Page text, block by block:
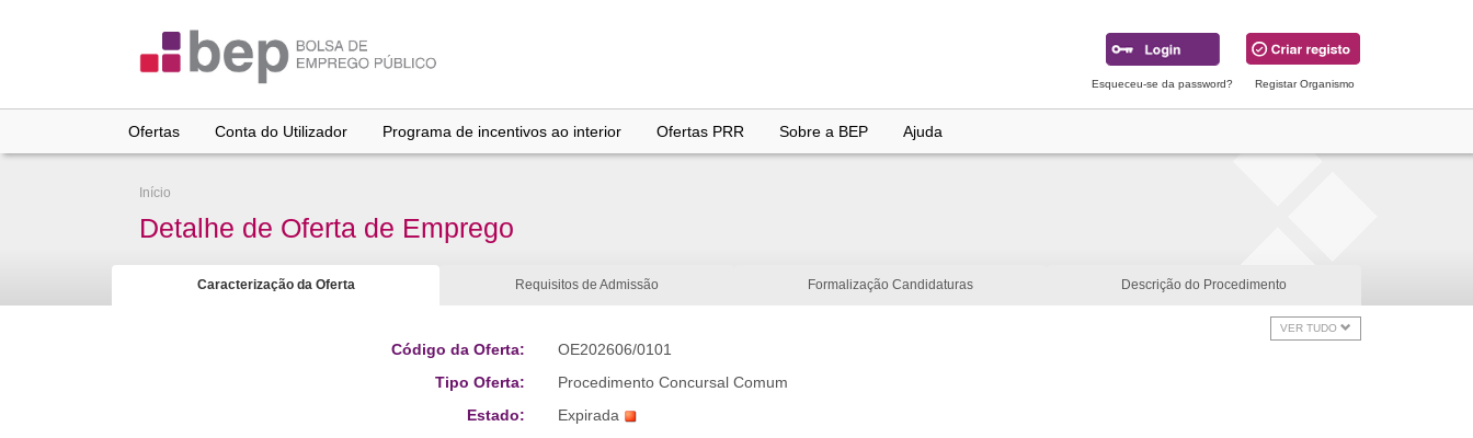
Esqueceu-se da password? Registar Organismo
Ofertas Conta do Utilizador Programa de incentivos ao interior Ofertas PRR Sobre a BEP Ajuda
Início
Detalhe de Oferta de Emprego
Caracterização da Oferta Requisitos de Admissão Formalização Candidaturas Descrição do Procedimento
VER TUDO
Código da Oferta:
OE202606/0101
Tipo Oferta:
Procedimento Concursal Comum
Estado:
Expirada